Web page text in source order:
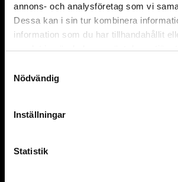
annons- och analysföretag som vi
Dessa kan i sin tur kombinera
information som du har tillhandahållit
samlat in när du har använt deras
Nödvändig
Inställningar
Statistik
PREISLERS OPTISKA
Stortorget 4
211 34 MALMÖ